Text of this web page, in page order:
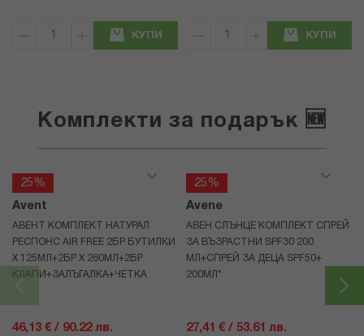
КУПИ КУПИ
Комплекти за подарък 🆕
25%
Avent
АВЕНТ КОМПЛЕКТ НАТУРАЛ
РЕСПОНС AIR FREE 2БР БУТИЛКИ
Х 125МЛ+2БР Х 260МЛ+2БР
КЛАПИ+ЗАЛЪГАЛКА+ЧЕТКА
46,13 € / 90.22 лв.
25%
Avene
АВЕН СЛЪНЦЕ КОМПЛЕКТ СПРЕЙ
ЗА ВЪЗРАСТНИ SPF30 200
МЛ+СПРЕЙ ЗА ДЕЦА SPF50+
200МЛ*
27,41 € / 53.61 лв.